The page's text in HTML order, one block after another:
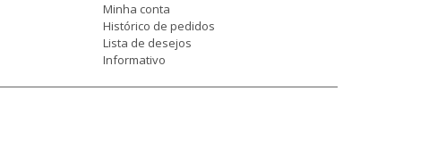
Minha conta
Histórico de pedidos
Lista de desejos
Informativo